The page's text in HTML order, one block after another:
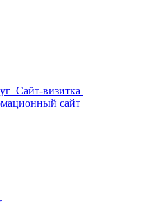
Сайт-визитка
сайт